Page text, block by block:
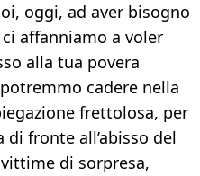
oggi, ad aver bisogno
affanniamo a voler
alla tua povera
cadere nella
frettolosa, per
fronte all’abisso del
di sorpresa,